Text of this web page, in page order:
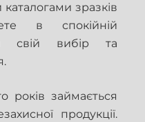
зразків
в спокійній
свій вибір та
років займається
продукції.